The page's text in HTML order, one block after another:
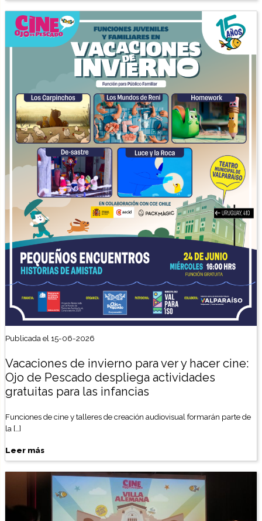
Publicada el 15-06-2026
Vacaciones de invierno para ver y hacer cine:
Ojo de Pescado despliega actividades
gratuitas para las infancias
Funciones de cine y talleres de creación audiovisual formarán parte de
la […]
Leer más